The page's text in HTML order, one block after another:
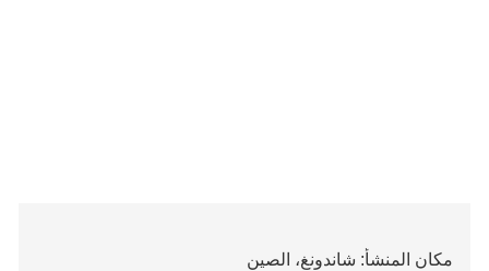
مكان المنشأ: شاندونغ، الصين